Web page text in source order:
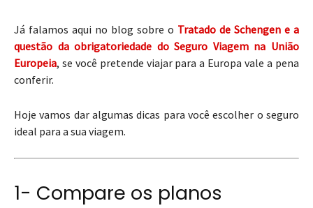
Já falamos aqui no blog sobre o Tratado de Schengen e a
questão da obrigatoriedade do Seguro Viagem na União
Europeia, se você pretende viajar para a Europa vale a pena
conferir.
Hoje vamos dar algumas dicas para você escolher o seguro
ideal para a sua viagem.
1- Compare os planos